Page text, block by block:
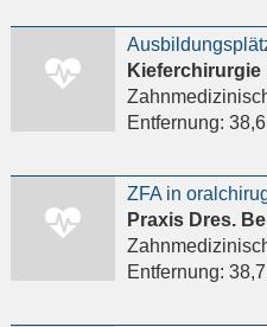
Entfernung:
Praxis Dres.
Entfernung: